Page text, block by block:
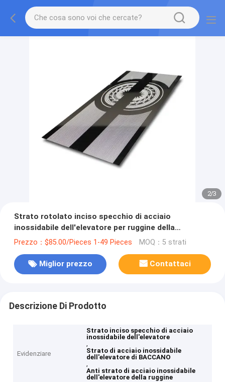
2/3
Strato rotolato inciso specchio di acciaio
inossidabile dell'elevatore per ruggine della
decorazione della porta l'anti
Prezzo：$85.00/Pieces 1-49 Pieces MOQ：5 strati
Miglior prezzo Contattaci
Descrizione Di Prodotto
Evidenziare
Strato inciso specchio di acciaio
inossidabile dell'elevatore
,
Strato di acciaio inossidabile
dell'elevatore di BACCANO
,
Anti strato di acciaio inossidabile
dell'elevatore della ruggine